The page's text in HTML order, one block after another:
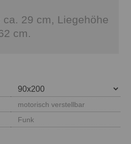
ca. 29 cm, Liegehöhe
cm.
motorisch verstellbar
Funk